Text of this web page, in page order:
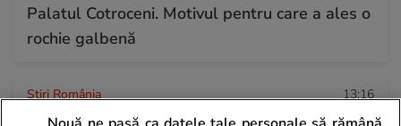
Palatul Cotroceni. Motivul pentru care a ales o
rochie galbenă
Știri România 13:16
Judecătoarea Raluca Moroșanu a dat România